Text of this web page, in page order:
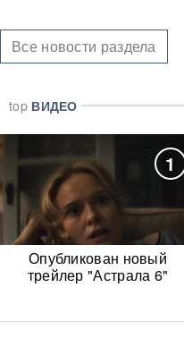
Все новости раздела
top ВИДЕО
1
Опубликован новый
трейлер "Астрала 6"